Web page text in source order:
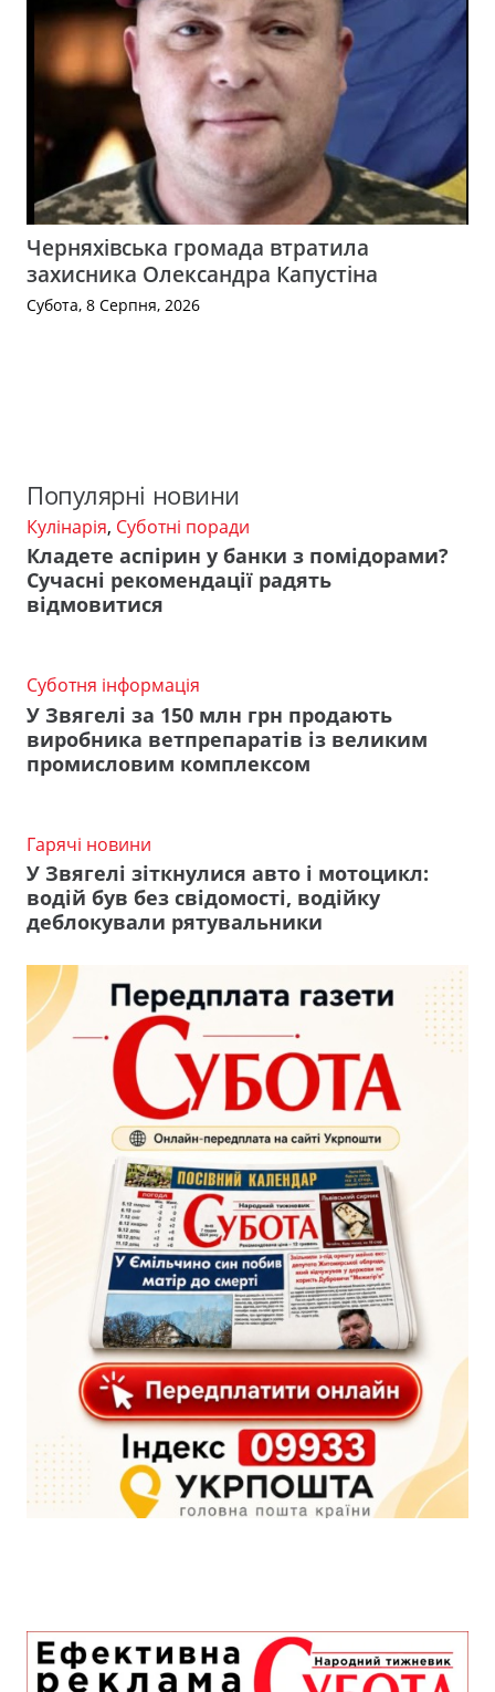
Черняхівська громада втратила
захисника Олександра Капустіна
Субота, 8 Серпня, 2026
Популярні новини
Кулінарія, Суботні поради
Кладете аспірин у банки з помідорами?
Сучасні рекомендації радять
відмовитися
Суботня інформація
У Звягелі за 150 млн грн продають
виробника ветпрепаратів із великим
промисловим комплексом
Гарячі новини
У Звягелі зіткнулися авто і мотоцикл:
водій був без свідомості, водійку
деблокували рятувальники